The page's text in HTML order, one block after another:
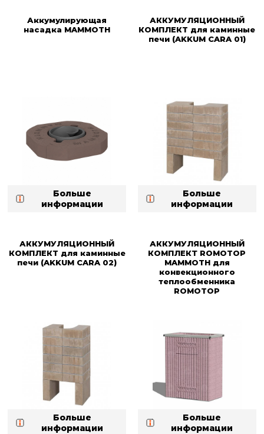
Аккумулирующая
насадка MAMMOTH
Больше
информации
АККУМУЛЯЦИОННЫЙ
КОМПЛЕКT для каминные
печи (AKKUM CARA 01)
Больше
информации
АККУМУЛЯЦИОННЫЙ
КОМПЛЕКT для каминные
печи (AKKUM CARA 02)
Больше
информации
АККУМУЛЯЦИОННЫЙ
КОМПЛЕКТ ROMOTOP
MAMMOTH для
конвекционного
теплообменника
ROMOTOP
Больше
информации